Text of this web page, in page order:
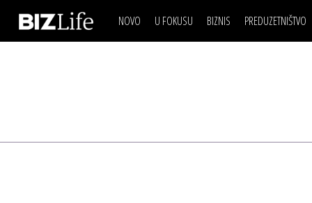
NOVO U FOKUSU BIZNIS
ESG & ENERGY
PREDUZETNIŠTVO
IZJAVA DANABIZNIS SCENA